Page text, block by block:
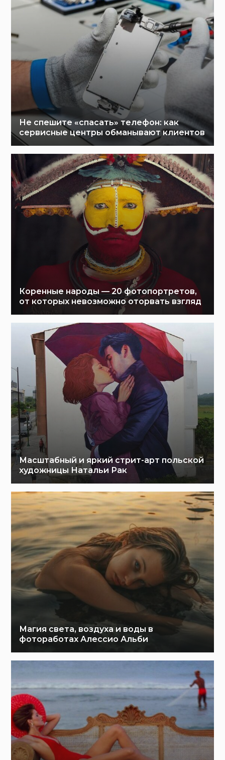
Не спешите «спасать» телефон: как
сервисные центры обманывают клиентов
Коренные народы — 20 фотопортретов,
от которых невозможно оторвать взгляд
Масштабный и яркий стрит-арт польской
художницы Натальи Рак
Магия света, воздуха и воды в
фотоработах Алессио Альби